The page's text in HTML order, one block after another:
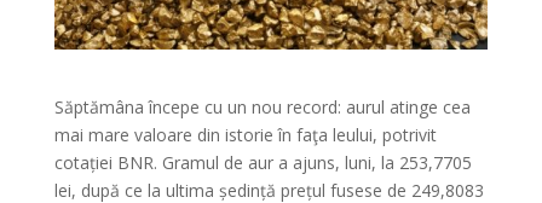
Săptămâna începe cu un nou record: aurul atinge cea
mai mare valoare din istorie în faţa leului, potrivit
cotației BNR. Gramul de aur a ajuns, luni, la 253,7705
lei, după ce la ultima ședință prețul fusese de 249,8083